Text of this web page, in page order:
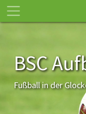
BSC
Fußball in der